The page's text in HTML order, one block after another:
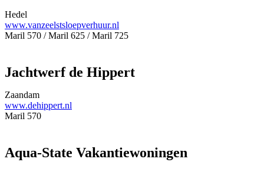
Hedel
www.vanzeelstsloepverhuur.nl
Maril 570 / Maril 625 / Maril 725
Jachtwerf de Hippert
Zaandam
www.dehippert.nl
Maril 570
Aqua-State Vakantiewoningen